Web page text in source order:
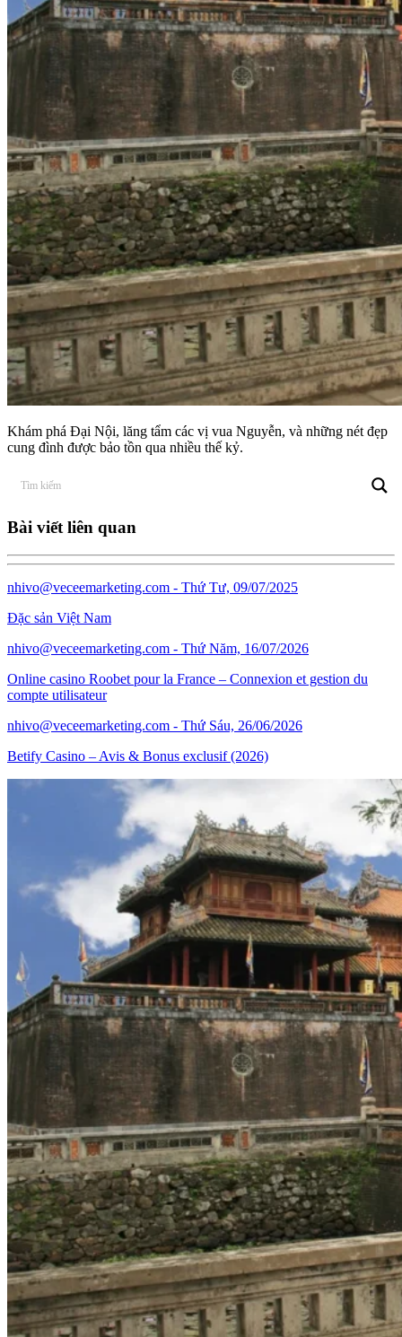
Khám phá Đại Nội, lăng tẩm các vị vua Nguyễn, và những nét đẹp
cung đình được bảo tồn qua nhiều thế kỷ.
Bài viết liên quan
nhivo@veceemarketing.com - Thứ Tư, 09/07/2025
Đặc sản Việt Nam
nhivo@veceemarketing.com - Thứ Năm, 16/07/2026
Online casino Roobet pour la France – Connexion et gestion du
compte utilisateur
nhivo@veceemarketing.com - Thứ Sáu, 26/06/2026
Betify Casino – Avis & Bonus exclusif (2026)